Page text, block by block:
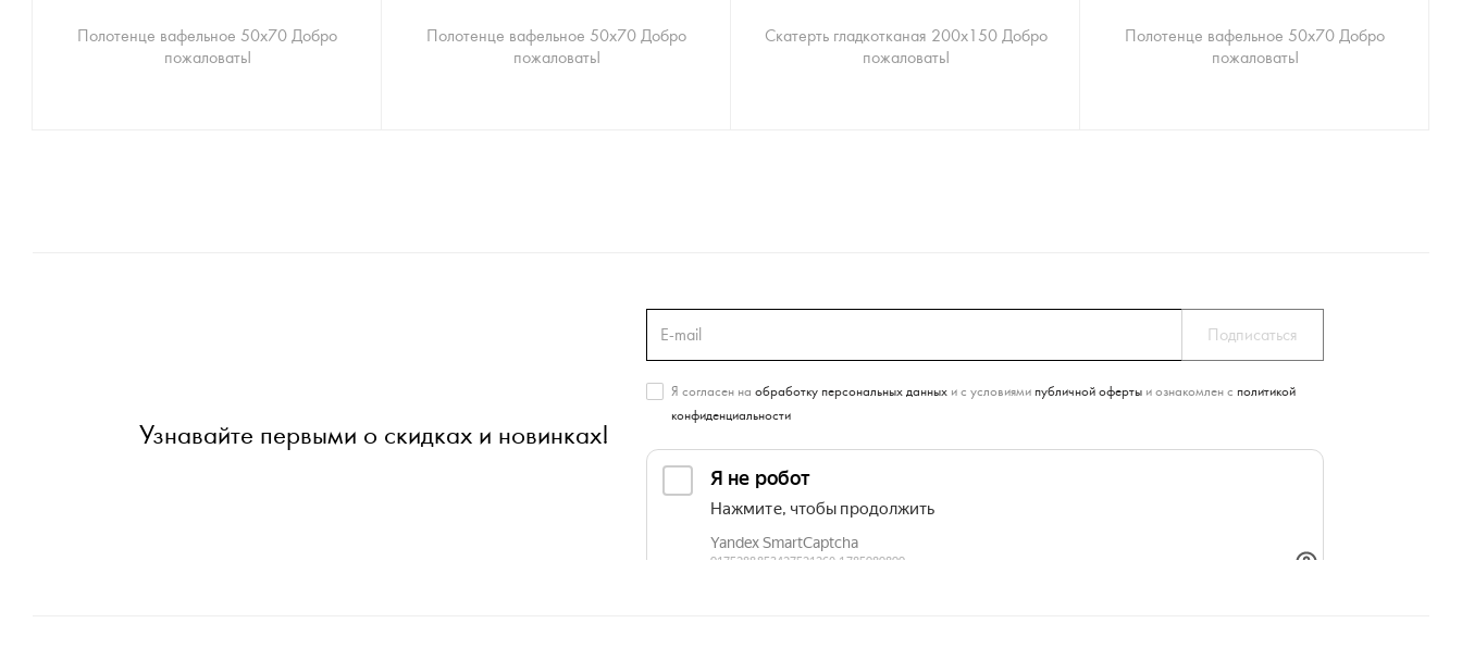
Полотенце вафельное 50х70 Добро
пожаловать!
Полотенце вафельное 50х70 Добро
пожаловать!
Скатерть гладкотканая 200х150 Добро
пожаловать!
Полотенце вафельное 50х70 Добро
пожаловать!
Узнавайте первыми о скидках и новинках!
Я согласен на обработку персональных данныхи с условиями публичной офертыи ознакомлен с политикой
конфиденциальности